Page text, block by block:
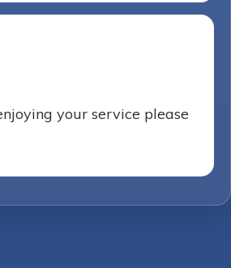
your service please